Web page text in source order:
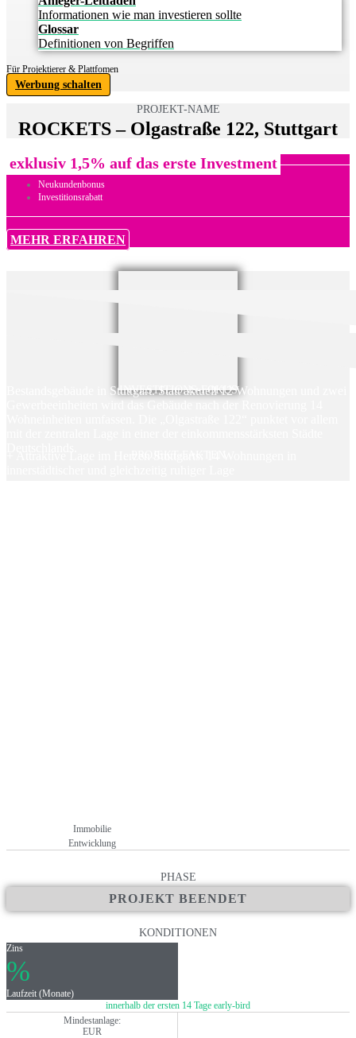
Informationen wie man investieren sollte
Glossar
Definitionen von Begriffen
Für Projektierer & Plattfomen
Werbung schalten
PROJEKT-NAME
ROCKETS – Olgastraße 122, Stuttgart
exklusiv 1,5% auf das erste Investment
Neukundenbonus
Investitionsrabatt
MEHR ERFAHREN
INVESTITIONS-FOKUS
Bestandsgebäude in Stuttgart. Statt aktuell 12 Wohnungen und zwei
Immobilie
Entwicklung
PHASE
PROJEKT BEENDET
KONDITIONEN
Zins
%
Laufzeit (Monate)
innerhalb der ersten 14 Tage early-bird
Mindestanlage:
EUR